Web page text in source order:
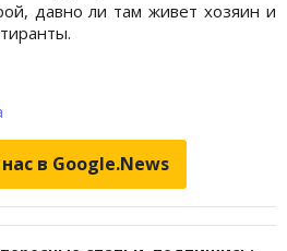
давно ли там живет хозяин и
в Google.News